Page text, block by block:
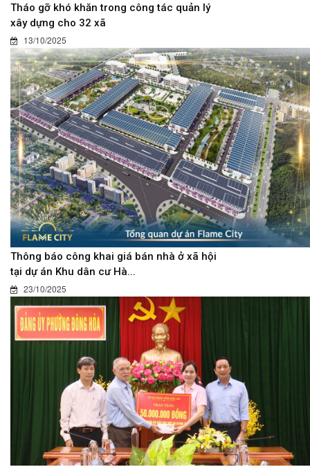
Tháo gỡ khó khăn trong công tác quản lý
xây dựng cho 32 xã
13/10/2025
Thông báo công khai giá bán nhà ở xã hội
tại dự án Khu dân cư Hà...
23/10/2025